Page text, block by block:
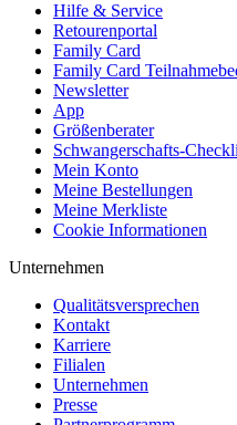
Hilfe & Service
Retourenportal
Family Card
Family Card
Newsletter
App
Größenberater
Schwangerschafts-
Mein Konto
Meine Bestellungen
Meine Merkliste
Cookie Informationen
Unternehmen
Qualitätsversprechen
Kontakt
Karriere
Filialen
Unternehmen
Presse